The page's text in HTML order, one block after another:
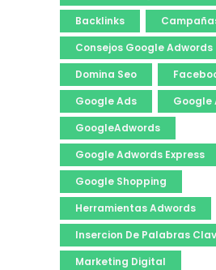
Backlinks
Consejos Google Adwords
Domina Seo
Google Ads
Google
GoogleAdwords
Google Adwords Express
Google Shopping
Herramientas Adwords
Insercion De Palabras
Marketing Digital